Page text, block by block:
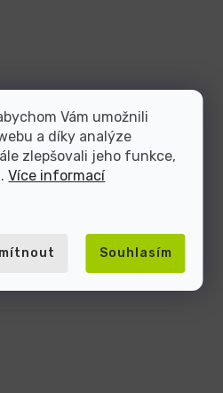
Vám umožnili
a díky analýze
zlepšovali jeho funkce,
Více informací
Souhlasím